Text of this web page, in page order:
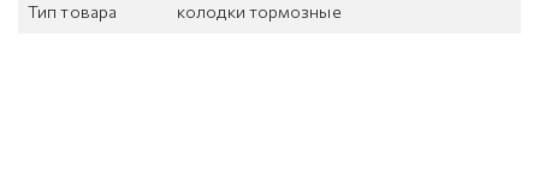
Тип товара колодки тормозные